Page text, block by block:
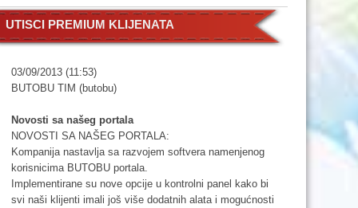
UTISCI PREMIUM KLIJENATA
03/09/2013 (11:53)
BUTOBU TIM (butobu)
Novosti sa našeg portala
NOVOSTI SA NAŠEG PORTALA:
Kompanija nastavlja sa razvojem softvera namenjenog
korisnicima BUTOBU portala.
Implementirane su nove opcije u kontrolni panel kako bi
svi naši klijenti imali još više dodatnih alata i mogućnosti